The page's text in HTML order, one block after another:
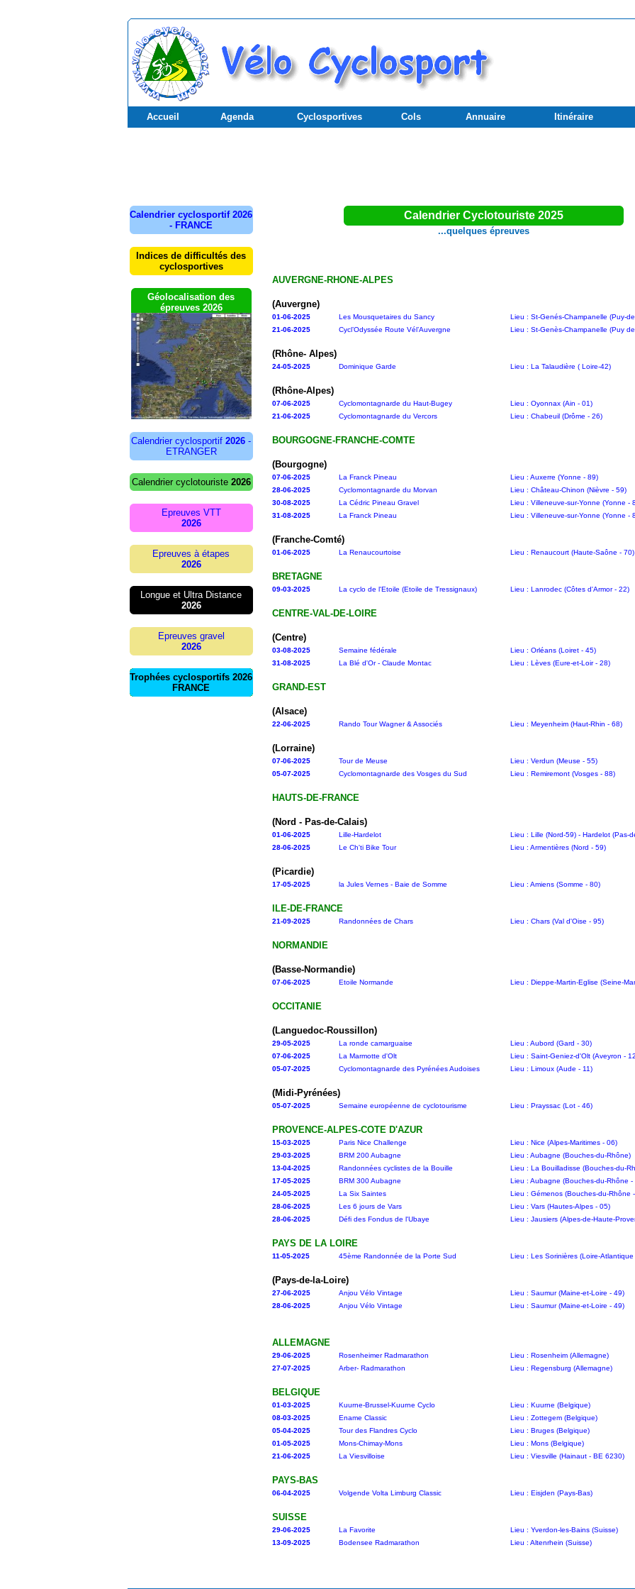
Accueil Agenda Cyclosportives Cols Annuaire Itinéraire
Calendrier cyclosportif 2026
- FRANCE
Indices de difficultés des
cyclosportives
Géolocalisation des
épreuves 2026
Calendrier cyclosportif 2026 -
ETRANGER
Calendrier cyclotouriste 2026
Epreuves VTT
2026
Epreuves à étapes
2026
Longue et Ultra Distance
2026
Epreuves gravel
2026
Trophées cyclosportifs 2026
FRANCE
Calendrier Cyclotouriste 2025
...quelques épreuves
AUVERGNE-RHONE-ALPES
(Auvergne)
01-06-2025 Les Mousquetaires du Sancy
Lieu : St-Genés-Champanelle (Puy-
21-06-2025
Cycl’Odyssée Route Vél’Auvergne Lieu : St-Genès-Champanelle (Puy
(Rhône- Alpes)
24-05-2025 Dominique Garde Lieu : La Talaudière ( Loire-42)
(Rhône-Alpes)
07-06-2025 Cyclomontagnarde du Haut-Bugey
Lieu : Oyonnax (Ain - 01)
21-06-2025
Cyclomontagnarde du Vercors Lieu : Chabeuil (Drôme - 26)
BOURGOGNE-FRANCHE-COMTE
(Bourgogne)
07-06-2025 La Franck Pineau
Lieu : Auxerre (Yonne - 89)
28-06-2025
Cyclomontagnarde du Morvan
Lieu : Château-Chinon (Nièvre - 59)
30-08-2025
La Cédric Pineau Gravel
Lieu : Villeneuve-sur-Yonne (Yonne -
31-08-2025
La Franck Pineau Lieu : Villeneuve-sur-Yonne (Yonne -
(Franche-Comté)
01-06-2025 La Renaucourtoise Lieu : Renaucourt (Haute-Saône - 70)
BRETAGNE
09-03-2025 La cyclo de l'Etoile (Etoile de Tressignaux) Lieu : Lanrodec (Côtes d'Armor - 22)
CENTRE-VAL-DE-LOIRE
(Centre)
03-08-2025 Semaine fédérale
Lieu : Orléans (Loiret - 45)
31-08-2025
La Blé d'Or - Claude Montac Lieu : Lèves (Eure-et-Loir - 28)
GRAND-EST
(Alsace)
22-06-2025 Rando Tour Wagner & Associés Lieu : Meyenheim (Haut-Rhin - 68)
(Lorraine)
07-06-2025 Tour de Meuse
Lieu : Verdun (Meuse - 55)
05-07-2025
Cyclomontagnarde des Vosges du Sud Lieu : Remiremont (Vosges - 88)
HAUTS-DE-FRANCE
(Nord - Pas-de-Calais)
01-06-2025 Lille-Hardelot
Lieu : Lille (Nord-59) - Hardelot (Pas-
28-06-2025
Le Ch'ti Bike Tour Lieu : Armentières (Nord - 59)
(Picardie)
17-05-2025 la Jules Vernes - Baie de Somme Lieu : Amiens (Somme - 80)
ILE-DE-FRANCE
21-09-2025 Randonnées de Chars Lieu : Chars (Val d'Oise - 95)
NORMANDIE
(Basse-Normandie)
07-06-2025 Etoile Normande Lieu : Dieppe-Martin-Eglise (Seine-
OCCITANIE
(Languedoc-Roussillon)
29-05-2025 La ronde camarguaise
Lieu : Aubord (Gard - 30)
07-06-2025
La Marmotte d'Olt
Lieu : Saint-Geniez-d'Olt (Aveyron -
05-07-2025
Cyclomontagnarde des Pyrénées Audoises Lieu : Limoux (Aude - 11)
(Midi-Pyrénées)
05-07-2025 Semaine européenne de cyclotourisme Lieu : Prayssac (Lot - 46)
PROVENCE-ALPES-COTE D'AZUR
15-03-2025 Paris Nice Challenge
Lieu : Nice (Alpes-Maritimes - 06)
29-03-2025
BRM 200 Aubagne
Lieu : Aubagne (Bouches-du-Rhône)
13-04-2025
Randonnées cyclistes de la Bouille
Lieu : La Bouilladisse (Bouches-du-
17-05-2025
BRM 300 Aubagne
Lieu : Aubagne (Bouches-du-Rhône -
24-05-2025
La Six Saintes
Lieu : Gémenos (Bouches-du-Rhône
28-06-2025
Les 6 jours de Vars
Lieu : Vars (Hautes-Alpes - 05)
28-06-2025
Défi des Fondus de l'Ubaye Lieu : Jausiers (Alpes-de-Haute-
PAYS DE LA LOIRE
11-05-2025 45ème Randonnée de la Porte Sud Lieu : Les Sorinières (Loire-Atlantique
(Pays-de-la-Loire)
27-06-2025 Anjou Vélo Vintage
Lieu : Saumur (Maine-et-Loire - 49)
28-06-2025
Anjou Vélo Vintage Lieu : Saumur (Maine-et-Loire - 49)
ALLEMAGNE
29-06-2025 Rosenheimer Radmarathon
Lieu : Rosenheim (Allemagne)
27-07-2025
Arber- Radmarathon Lieu : Regensburg (Allemagne)
BELGIQUE
01-03-2025 Kuurne-Brussel-Kuurne Cyclo
Lieu : Kuurne (Belgique)
08-03-2025
Ename Classic
Lieu : Zottegem (Belgique)
05-04-2025
Tour des Flandres Cyclo
Lieu : Bruges (Belgique)
01-05-2025
Mons-Chimay-Mons
Lieu : Mons (Belgique)
21-06-2025
La Viesvilloise Lieu : Viesville (Hainaut - BE 6230)
PAYS-BAS
06-04-2025 Volgende Volta Limburg Classic Lieu : Eisjden (Pays-Bas)
SUISSE
29-06-2025 La Favorite
Lieu : Yverdon-les-Bains (Suisse)
13-09-2025
Bodensee Radmarathon Lieu : Altenrhein (Suisse)